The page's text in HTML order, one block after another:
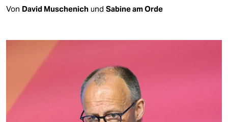
Von David Muschenich und Sabine am Orde